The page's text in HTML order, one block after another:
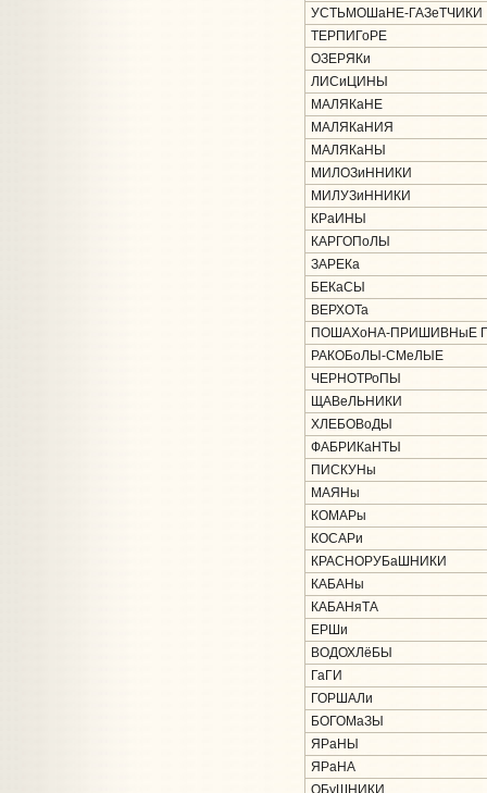
УСТЬМОШаНЕ-ГАЗеТЧИКИ
ТЕРПИГоРЕ
ОЗЕРЯКи
ЛИСиЦИНЫ
МАЛЯКаНЕ
МАЛЯКаНИЯ
МАЛЯКаНЫ
МИЛОЗиННИКИ
МИЛУЗиННИКИ
КРаИНЫ
КАРГОПоЛЫ
ЗАРЕКа
БЕКаСЫ
ВЕРХОТа
ПОШАХоНА-ПРИШИВНыЕ
РАКОБоЛЫ-СМеЛЫЕ
ЧЕРНОТРоПЫ
ЩАВеЛЬНИКИ
ХЛЕБОВоДЫ
ФАБРИКаНТЫ
ПИСКУНы
МАЯНы
КОМАРы
КОСАРи
КРАСНОРУБаШНИКИ
КАБАНы
КАБАНяТА
ЕРШи
ВОДОХЛёБЫ
ГаГИ
ГОРШАЛи
БОГОМаЗЫ
ЯРаНЫ
ЯРаНА
ОБуШНИКИ